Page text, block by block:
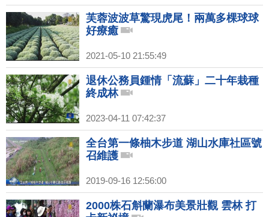
芙蓉波波草驚現虎尾！兩萬多棵球球
好療癒
2021-05-10 21:55:49
退休公務員鍾情「流蘇」二十年栽種
終成林
2023-04-11 07:42:37
全台第一條柚木步道 湖山水庫社區號
召維護
2019-09-16 12:56:00
2000株石斛蘭瀑布美景壯觀 雲林 打